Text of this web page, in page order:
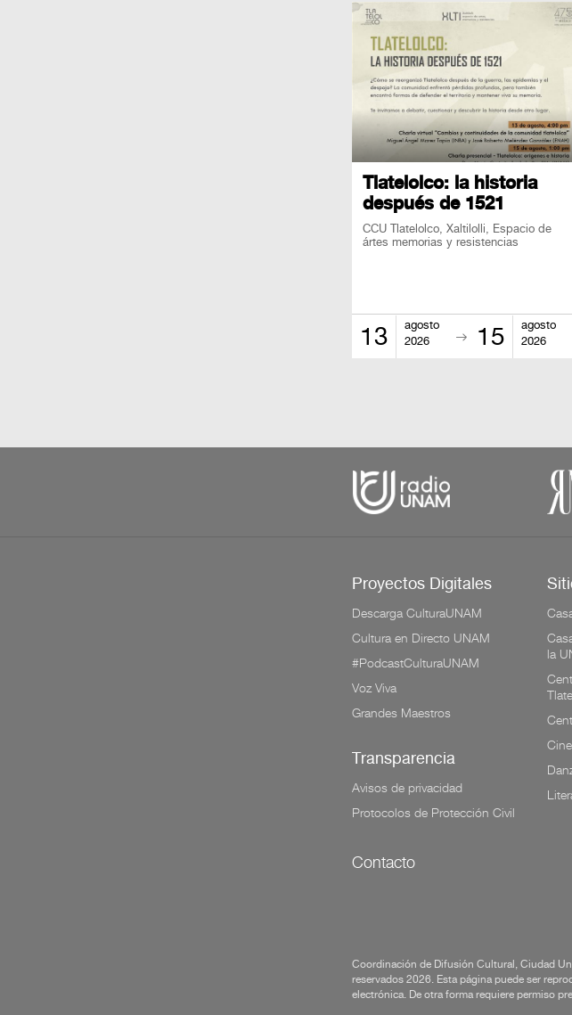
Tlatelolco: la historia
después de 1521
CCU Tlatelolco, Xaltilolli, Espacio de
ártes memorias y resistencias
13
agosto
2026
15
agosto
2026
Proyectos Digitales
Descarga CulturaUNAM
Cultura en Directo UNAM
#PodcastCulturaUNAM
Voz Viva
Grandes Maestros
Transparencia
Avisos de privacidad
Protocolos de Protección Civil
Contacto
la
Coordinación de Difusión Cultural, Ciudad
reservados 2026. Esta página puede ser
electrónica. De otra forma requiere permiso